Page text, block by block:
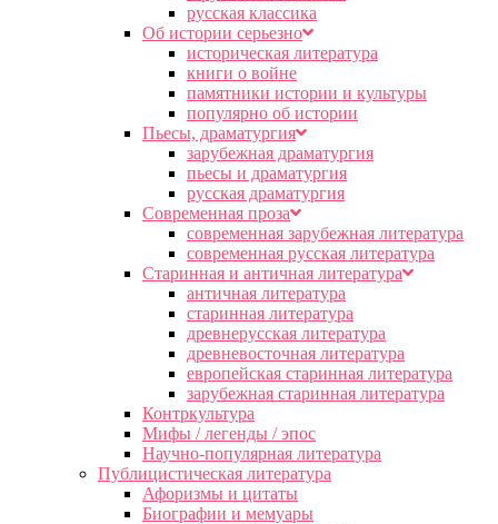
русская классика
Об истории серьезно
историческая литература
книги о войне
памятники истории и культуры
популярно об истории
Пьесы, драматургия
зарубежная драматургия
пьесы и драматургия
русская драматургия
Современная проза
современная зарубежная литература
современная русская литература
Старинная и античная литература
античная литература
старинная литература
древнерусская литература
древневосточная литература
европейская старинная литература
зарубежная старинная литература
Контркультура
Мифы / легенды / эпос
Научно-популярная литература
Публицистическая литература
Афоризмы и цитаты
Биографии и мемуары